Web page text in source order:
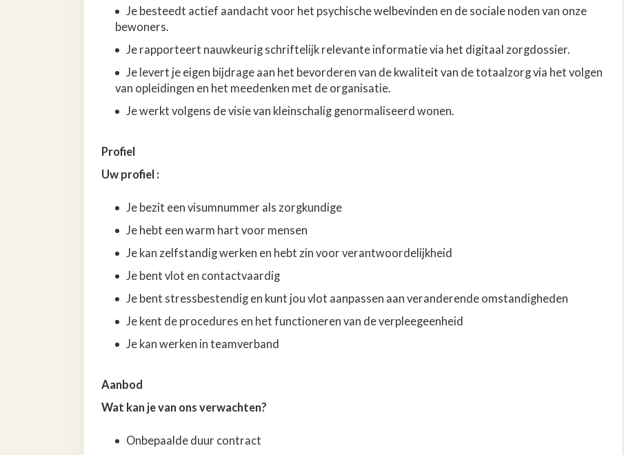
Je besteedt actief aandacht voor het psychische welbevinden en de sociale noden van onze
bewoners.
Je rapporteert nauwkeurig schriftelijk relevante informatie via het digitaal zorgdossier.
Je levert je eigen bijdrage aan het bevorderen van de kwaliteit van de totaalzorg via het volgen
van opleidingen en het meedenken met de organisatie.
Je werkt volgens de visie van kleinschalig genormaliseerd wonen.
Profiel
Uw profiel :
Je bezit een visumnummer als zorgkundige
Je hebt een warm hart voor mensen
Je kan zelfstandig werken en hebt zin voor verantwoordelijkheid
Je bent vlot en contactvaardig
Je bent stressbestendig en kunt jou vlot aanpassen aan veranderende omstandigheden
Je kent de procedures en het functioneren van de verpleegeenheid
Je kan werken in teamverband
Aanbod
Wat kan je van ons verwachten?
Onbepaalde duur contract